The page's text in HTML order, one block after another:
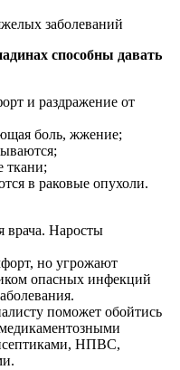
заболеваний
способны давать
и раздражение от
боль, жжение;
ткани;
в раковые опухоли.
врача. Наросты
но угрожают
опасных инфекций
поможет обойтись
НПВС,